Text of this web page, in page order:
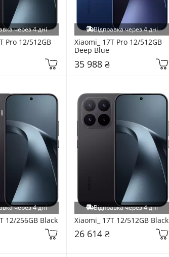
через 4 дні
Pro 12/512GB
Відправка через 4 дні
Xiaomi_ 17T Pro 12/512GB
Deep Blue
35 988 ₴
через 4 дні
12/256GB Black
Відправка через 4 дні
Xiaomi_ 17T 12/512GB Black
26 614 ₴